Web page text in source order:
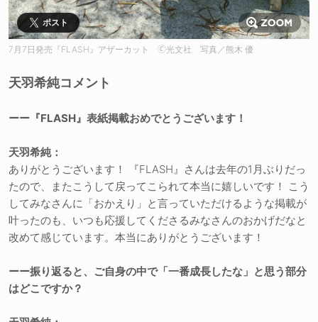
ポスト
7月7日発売『FLASH』アザーカット 🄫光文社 写真／熊木 優
天羽希純コメント
ーー『FLASH』表紙掲載おめでとうございます！
天羽希純：
ありがとうございます！ 『FLASH』さんは去年の1月ぶりだっ
たので、またこうして戻ってこられて本当に嬉しいです！ こう
してみなさんに「おかえり」と言っていただけるような掲載が
叶ったのも、いつも応援してくださるみなさんのおかげだなと
改めて感じています。本当にありがとうございます！
ーー振り返ると、ご自身の中で「一番成長したな」と思う部分
はどこですか？